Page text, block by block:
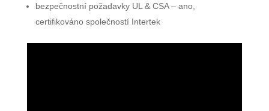
bezpečnostní požadavky UL & CSA – ano,
certifikováno společností Intertek